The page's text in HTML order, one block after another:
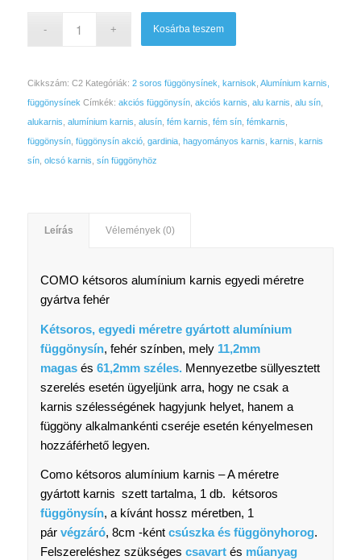
Kosárba teszem
Cikkszám: C2 Kategóriák: 2 soros függönysínek, karnisok Alumínium karnis,
függönysínek Címkék: akciós függönysín, akciós karnis alu karnis alu sín,
alukarnis alumínium karnis alusín, fém karnis fém sín, fémkarnis
függönysín, függönysín akció, gardinia, hagyományos karnis karnis karnis
sín, olcsó karnis sín függönyhöz
Leírás Vélemények (0)
COMO kétsoros alumínium karnis egyedi méretre
gyártva fehér
Kétsoros, egyedi méretre gyártott alumínium
függönysín, fehér színben, mely 11,2mm
magas és 61,2mm széles.Mennyezetbe süllyesztett
szerelés esetén ügyeljünk arra, hogy ne csak a
karnis szélességének hagyjunk helyet, hanem a
függöny alkalmankénti cseréje esetén kényelmesen
hozzáférhető legyen.
Como kétsoros alumínium karnis – A méretre
gyártott karnis szett tartalma, 1 db. kétsoros
függönysín, a kívánt hossz méretben, 1
pár végzáró, 8cm -ként csúszka és függönyhorog.
Felszereléshez szükséges csavartés műanyag